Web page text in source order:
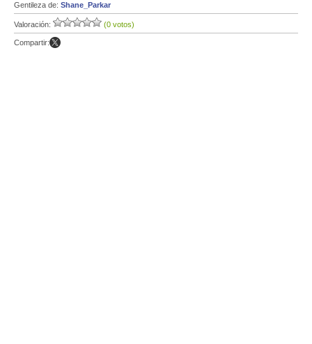
Gentileza de: Shane_Parkar
Valoración: (0 votos)
Compartir: